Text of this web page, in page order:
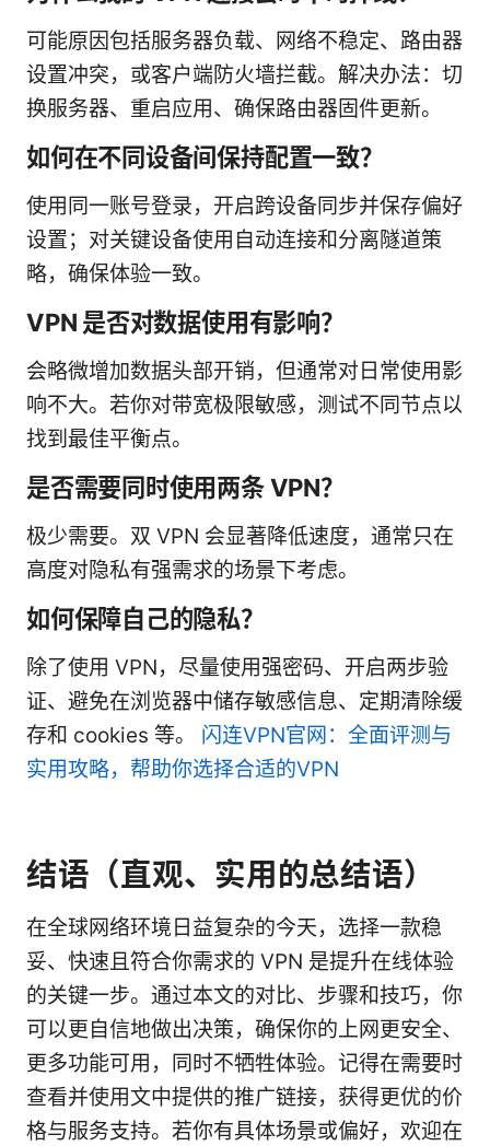
可能原因包括服务器负载、网络不稳定、路由器
设置冲突，或客户端防火墙拦截。解决办法：切
换服务器、重启应用、确保路由器固件更新。
如何在不同设备间保持配置一致？
使用同一账号登录，开启跨设备同步并保存偏好
设置；对关键设备使用自动连接和分离隧道策
略，确保体验一致。
VPN 是否对数据使用有影响？
会略微增加数据头部开销，但通常对日常使用影
响不大。若你对带宽极限敏感，测试不同节点以
找到最佳平衡点。
是否需要同时使用两条 VPN？
极少需要。双 VPN 会显著降低速度，通常只在
高度对隐私有强需求的场景下考虑。
如何保障自己的隐私？
除了使用 VPN，尽量使用强密码、开启两步验
证、避免在浏览器中储存敏感信息、定期清除缓
存和 cookies 等。 闪连VPN官网：全面评测与
实用攻略，帮助你选择合适的VPN
结语（直观、实用的总结语）
在全球网络环境日益复杂的今天，选择一款稳
妥、快速且符合你需求的 VPN 是提升在线体验
的关键一步。通过本文的对比、步骤和技巧，你
可以更自信地做出决策，确保你的上网更安全、
更多功能可用，同时不牺牲体验。记得在需要时
查看并使用文中提供的推广链接，获得更优的价
格与服务支持。若你有具体场景或偏好，欢迎在